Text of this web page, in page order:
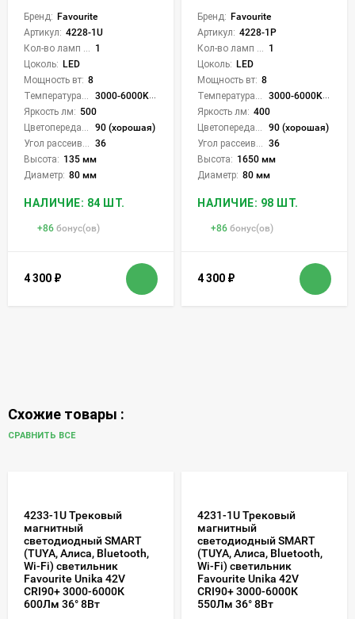
Бренд: Favourite
Артикул: 4228-1U
1
Цоколь: LED
Мощность вт: 8
3000-6000K (плавная рег.)
Яркость лм: 500
90 (хорошая)
36
Высота: 135 мм
Диаметр: 80 мм
НАЛИЧИЕ: 84 ШТ.
+86 бонус(ов)
4 300 ₽
Бренд: Favourite
Артикул: 4228-1P
1
Цоколь: LED
Мощность вт: 8
3000-6000K (плавная рег.)
Яркость лм: 400
90 (хорошая)
36
Высота: 1650 мм
Диаметр: 80 мм
НАЛИЧИЕ: 98 ШТ.
+86 бонус(ов)
4 300 ₽
Схожие товары :
СРАВНИТЬ ВСЕ
4233-1U Трековый
магнитный
светодиодный SMART
(TUYA, Алиса, Bluetooth,
Wi-Fi) светильник
Favourite Unika 42V
CRI90+ 3000-6000К
600Лм 36° 8Вт
4231-1U Трековый
магнитный
светодиодный SMART
(TUYA, Алиса, Bluetooth,
Wi-Fi) светильник
Favourite Unika 42V
CRI90+ 3000-6000К
550Лм 36° 8Вт